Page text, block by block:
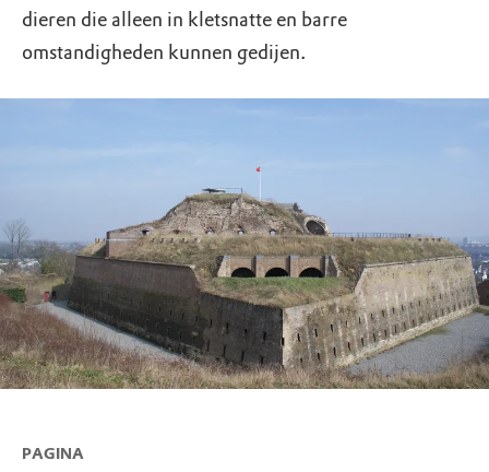
dieren die alleen in kletsnatte en barre
omstandigheden kunnen gedijen.
PAGINA